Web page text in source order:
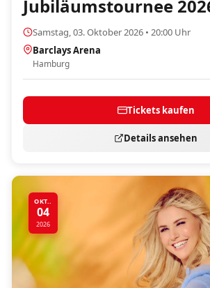
Jubiläumstournee
Samstag, 03. Oktober 2026 • 20:00 Uhr
Barclays Arena
Hamburg
Tickets kaufen
Details ansehen
OKT..
04
2026